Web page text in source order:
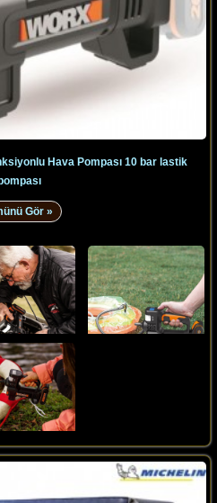
Hava Pompası 10 bar lastik
Gör »